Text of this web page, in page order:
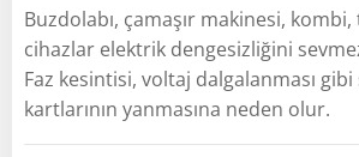
Buzdolabı, çamaşır makinesi,
cihazlar elektrik dengesizliğini
Faz kesintisi, voltaj dalgalanması
kartlarının yanmasına neden olur.